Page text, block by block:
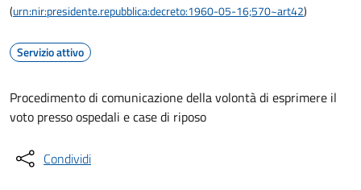
(urn:nir:presidente.repubblica:decreto:1960-05-16;570~art42)
Servizio attivo
Procedimento di comunicazione della volontà di esprimere il
voto presso ospedali e case di riposo
Condividi